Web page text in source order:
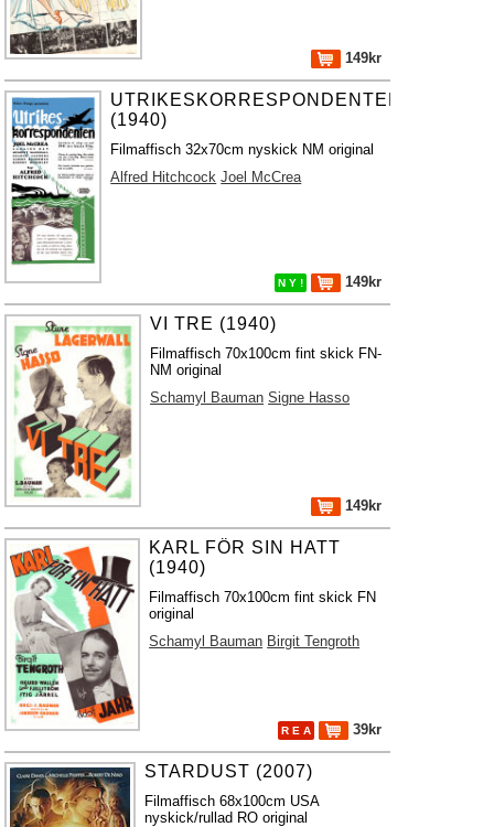
149kr
UTRIKESKORRESPONDENTEN
(1940)
Filmaffisch 32x70cm nyskick NM original
Alfred Hitchcock Joel McCrea
N Y ! 149kr
VI TRE (1940)
Filmaffisch 70x100cm fint skick FN-
NM original
Schamyl Bauman Signe Hasso
149kr
KARL FÖR SIN HATT
(1940)
Filmaffisch 70x100cm fint skick FN
original
Schamyl Bauman Birgit Tengroth
R E A 39kr
STARDUST (2007)
Filmaffisch 68x100cm USA
nyskick/rullad RO original